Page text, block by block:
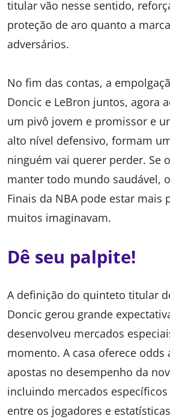
titular vão nesse sentido,
proteção de aro quanto a
adversários.
No fim das contas, a
Doncic e LeBron juntos, agora
um pivô jovem e promissor e
alto nível defensivo, formam
ninguém vai querer perder. Se
manter todo mundo saudável,
Finais da NBA pode estar mais
muitos imaginavam.
Dê seu palpite!
A definição do quinteto titular
Doncic gerou grande
desenvolveu mercados
momento. A casa oferece odds
apostas no desempenho da
incluindo mercados
entre os jogadores e